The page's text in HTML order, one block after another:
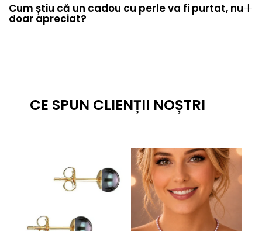
Cum știu că un cadou cu perle va fi purtat, nu
doar apreciat?
CE SPUN CLIENȚII NOȘTRI